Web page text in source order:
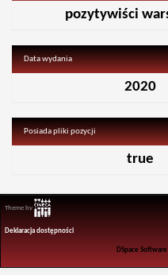
pozytywiści
Data wydania
2020
Posiada pliki pozycji
true
Theme by
Deklaracja dostępności
DSpace Software